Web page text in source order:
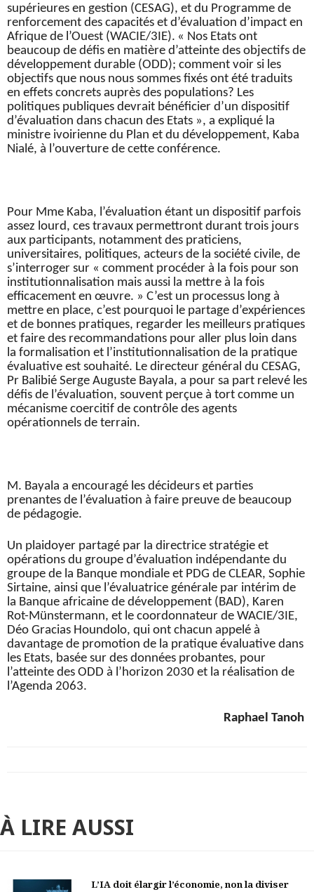
supérieures en gestion (CESAG), et du Programme de
renforcement des capacités et d’évaluation d’impact en
Afrique de l’Ouest (WACIE/3IE). « Nos Etats ont
beaucoup de défis en matière d’atteinte des objectifs de
développement durable (ODD); comment voir si les
objectifs que nous nous sommes fixés ont été traduits
en effets concrets auprès des populations? Les
politiques publiques devrait bénéficier d’un dispositif
d’évaluation dans chacun des Etats », a expliqué la
ministre ivoirienne du Plan et du développement, Kaba
Nialé, à l’ouverture de cette conférence.
Pour Mme Kaba, l’évaluation étant un dispositif parfois
assez lourd, ces travaux permettront durant trois jours
aux participants, notamment des praticiens,
universitaires, politiques, acteurs de la société civile, de
s’interroger sur « comment procéder à la fois pour son
institutionnalisation mais aussi la mettre à la fois
efficacement en œuvre. » C’est un processus long à
mettre en place, c’est pourquoi le partage d’expériences
et de bonnes pratiques, regarder les meilleurs pratiques
et faire des recommandations pour aller plus loin dans
la formalisation et l’institutionnalisation de la pratique
évaluative est souhaité. Le directeur général du CESAG,
Pr Balibié Serge Auguste Bayala, a pour sa part relevé les
défis de l’évaluation, souvent perçue à tort comme un
mécanisme coercitif de contrôle des agents
opérationnels de terrain.
M. Bayala a encouragé les décideurs et parties
prenantes de l’évaluation à faire preuve de beaucoup
de pédagogie.
Un plaidoyer partagé par la directrice stratégie et
opérations du groupe d’évaluation indépendante du
groupe de la Banque mondiale et PDG de CLEAR, Sophie
Sirtaine, ainsi que l’évaluatrice générale par intérim de
la Banque africaine de développement (BAD), Karen
Rot-Münstermann, et le coordonnateur de WACIE/3IE,
Déo Gracias Houndolo, qui ont chacun appelé à
davantage de promotion de la pratique évaluative dans
les Etats, basée sur des données probantes, pour
l’atteinte des ODD à l’horizon 2030 et la réalisation de
l’Agenda 2063.
Raphael Tanoh
À LIRE AUSSI
L’IA doit élargir l’économie, non la diviser